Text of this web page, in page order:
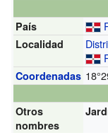
País
Localidad
Coordenadas
Otros
nombres